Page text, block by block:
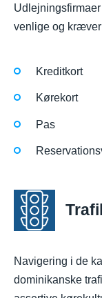
venlige og kræver
Kreditkort
Kørekort
Pas
Navigering i de
dominikanske